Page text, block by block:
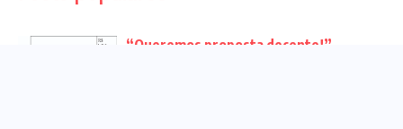
“Queremos proposta decente!”